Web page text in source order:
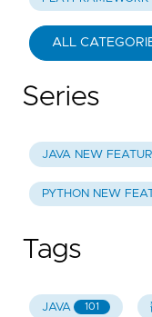
ALL
Series
JAVA NEW
PYTHON NEW
Tags
JAVA 101